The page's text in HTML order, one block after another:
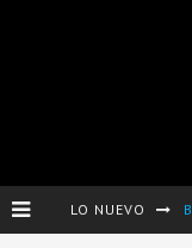
LO NUEVO